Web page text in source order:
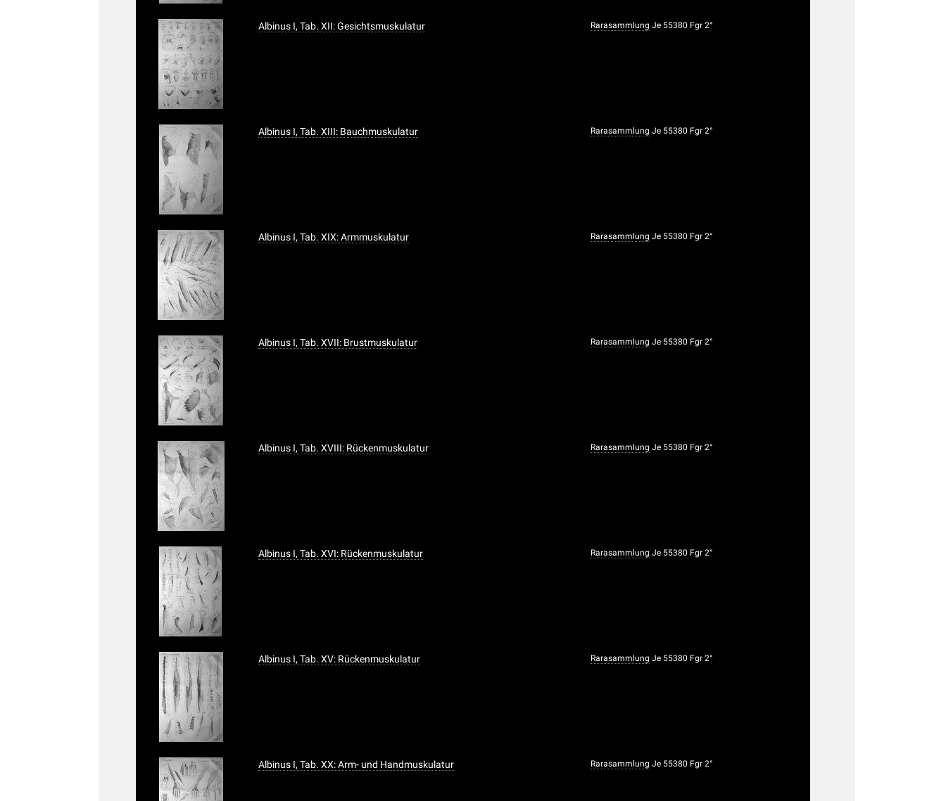
Albinus I, Tab. XII: Gesichtsmuskulatur Rarasammlung Je 55380 Fgr 2°
Albinus I, Tab. XIII: Bauchmuskulatur Rarasammlung Je 55380 Fgr 2°
Albinus I, Tab. XIX: Armmuskulatur Rarasammlung Je 55380 Fgr 2°
Albinus I, Tab. XVII: Brustmuskulatur Rarasammlung Je 55380 Fgr 2°
Albinus I, Tab. XVIII: Rückenmuskulatur Rarasammlung Je 55380 Fgr 2°
Albinus I, Tab. XVI: Rückenmuskulatur Rarasammlung Je 55380 Fgr 2°
Albinus I, Tab. XV: Rückenmuskulatur Rarasammlung Je 55380 Fgr 2°
Albinus I, Tab. XX: Arm- und Handmuskulatur Rarasammlung Je 55380 Fgr 2°